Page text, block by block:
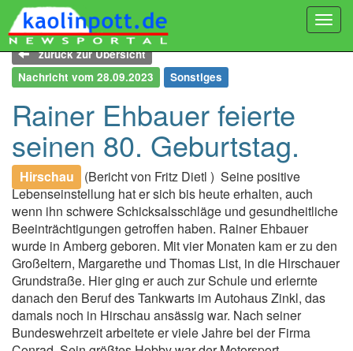
zurück zur Übersicht
Nachricht vom 28.09.2023
Sonstiges
Rainer Ehbauer feierte
seinen 80. Geburtstag.
Hirschau (Bericht von Fritz Dietl )Seine positive
Lebenseinstellung hat er sich bis heute erhalten, auch
wenn ihn schwere Schicksalsschläge und gesundheitliche
Beeinträchtigungen getroffen haben. Rainer Ehbauer
wurde in Amberg geboren. Mit vier Monaten kam er zu den
Großeltern, Margarethe und Thomas List, in die Hirschauer
Grundstraße. Hier ging er auch zur Schule und erlernte
danach den Beruf des Tankwarts im Autohaus Zinkl, das
damals noch in Hirschau ansässig war. Nach seiner
Bundeswehrzeit arbeitete er viele Jahre bei der Firma